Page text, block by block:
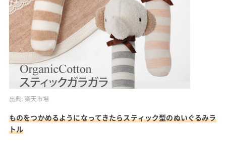
出典: 楽天市場
ものをつかめるようになってきたらスティック型のぬいぐるみラ
トル